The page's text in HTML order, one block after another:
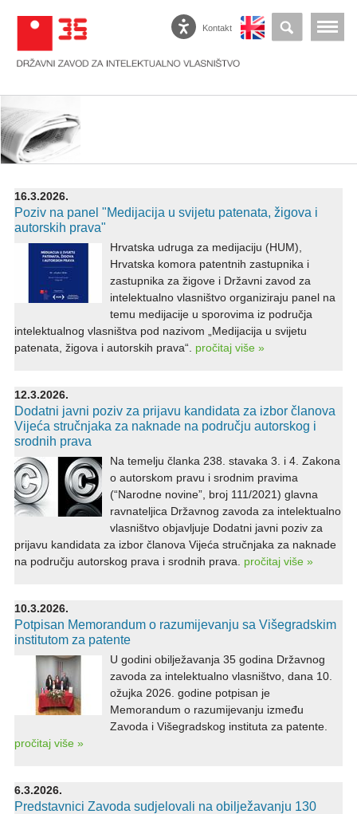
Kontakt
16.3.2026.
Poziv na panel "Medijacija u svijetu patenata, žigova i
autorskih prava"
Hrvatska udruga za medijaciju (HUM),
Hrvatska komora patentnih zastupnika i
zastupnika za žigove i Državni zavod za
intelektualno vlasništvo organiziraju panel na
temu medijacije u sporovima iz područja
intelektualnog vlasništva pod nazivom „Medijacija u svijetu
patenata, žigova i autorskih prava“. pročitaj više »
12.3.2026.
Dodatni javni poziv za prijavu kandidata za izbor članova
Vijeća stručnjaka za naknade na području autorskog i
srodnih prava
Na temelju članka 238. stavaka 3. i 4. Zakona
o autorskom pravu i srodnim pravima
(“Narodne novine”, broj 111/2021) glavna
ravnateljica Državnog zavoda za intelektualno
vlasništvo objavljuje Dodatni javni poziv za
prijavu kandidata za izbor članova Vijeća stručnjaka za naknade
na području autorskog prava i srodnih prava. pročitaj više »
10.3.2026.
Potpisan Memorandum o razumijevanju sa Višegradskim
institutom za patente
U godini obilježavanja 35 godina Državnog
zavoda za intelektualno vlasništvo, dana 10.
ožujka 2026. godine potpisan je
Memorandum o razumijevanju između
Zavoda i Višegradskog instituta za patente.
pročitaj više »
6.3.2026.
Predstavnici Zavoda sudjelovali na obilježavanju 130